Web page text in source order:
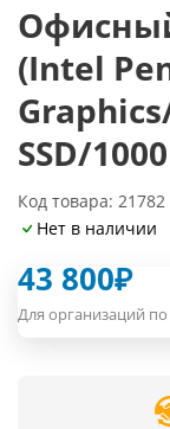
(Intel
SSD/
Код товара: 21782
Нет в наличии
43 800₽
Для организаций